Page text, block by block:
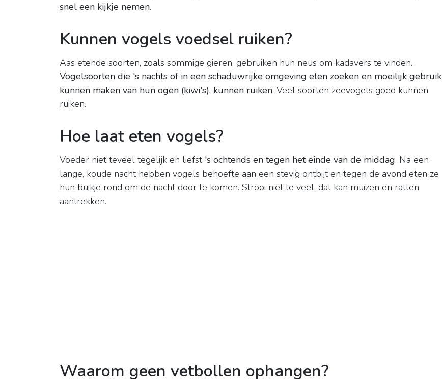
snel een kijkje nemen.
Kunnen vogels voedsel ruiken?
Aas etende soorten, zoals sommige gieren, gebruiken hun neus om kadavers te vinden.
Vogelsoorten die 's nachts of in een schaduwrijke omgeving eten zoeken en moeilijk gebruik
kunnen maken van hun ogen (kiwi's), kunnen ruiken. Veel soorten zeevogels goed kunnen
ruiken.
Hoe laat eten vogels?
Voeder niet teveel tegelijk en liefst 's ochtends en tegen het einde van de middag. Na een
lange, koude nacht hebben vogels behoefte aan een stevig ontbijt en tegen de avond eten ze
hun buikje rond om de nacht door te komen. Strooi niet te veel, dat kan muizen en ratten
aantrekken.
Waarom geen vetbollen ophangen?